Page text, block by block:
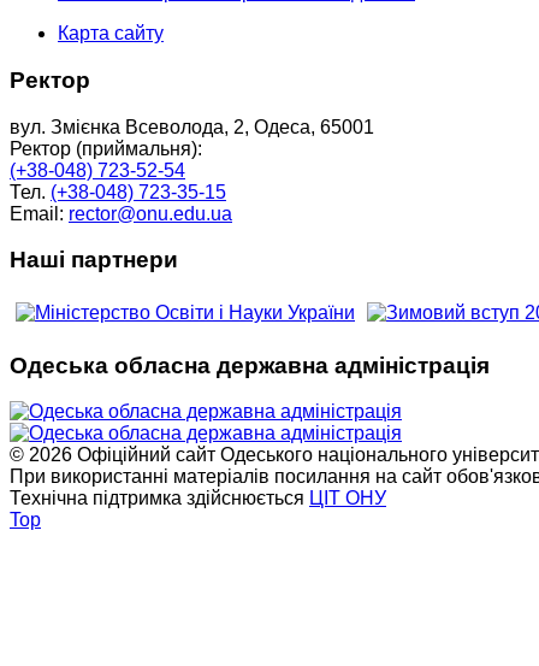
Карта сайту
Ректор
вул. Змієнка Всеволода, 2, Одеса, 65001
Ректор (приймальня):
(+38-048) 723-52-54
Тел. (+38-048) 723-35-15
Email: rector@onu.edu.ua
Наші партнери
Одеська обласна державна адміністрація
© 2026 Офіційний сайт Одеського національного
При використанні матеріалів посилання на сайт
Технічна підтримка здійснюється ЦІТ ОНУ
Top